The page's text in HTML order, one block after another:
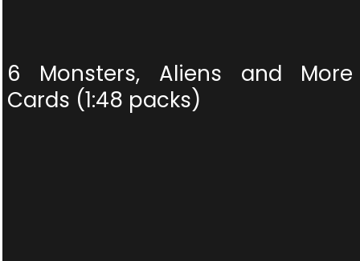
6 Monsters, Aliens and More
Cards (1:48 packs)